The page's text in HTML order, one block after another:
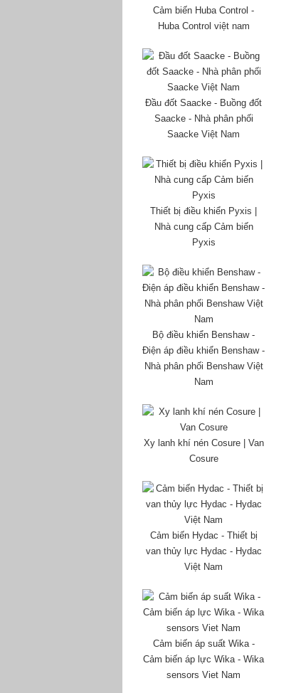
Cảm biến Huba Control -
Huba Control việt nam
Đầu đốt Saacke - Buồng đốt
Saacke - Nhà phân phối
Saacke Việt Nam
Thiết bị điều khiển Pyxis |
Nhà cung cấp Cảm biến
Pyxis
Bộ điều khiển Benshaw -
Điện áp điều khiển Benshaw -
Nhà phân phối Benshaw Việt
Nam
Xy lanh khí nén Cosure | Van
Cosure
Cảm biến Hydac - Thiết bị
van thủy lực Hydac - Hydac
Việt Nam
Cảm biến áp suất Wika -
Cảm biến áp lực Wika - Wika
sensors Viet Nam